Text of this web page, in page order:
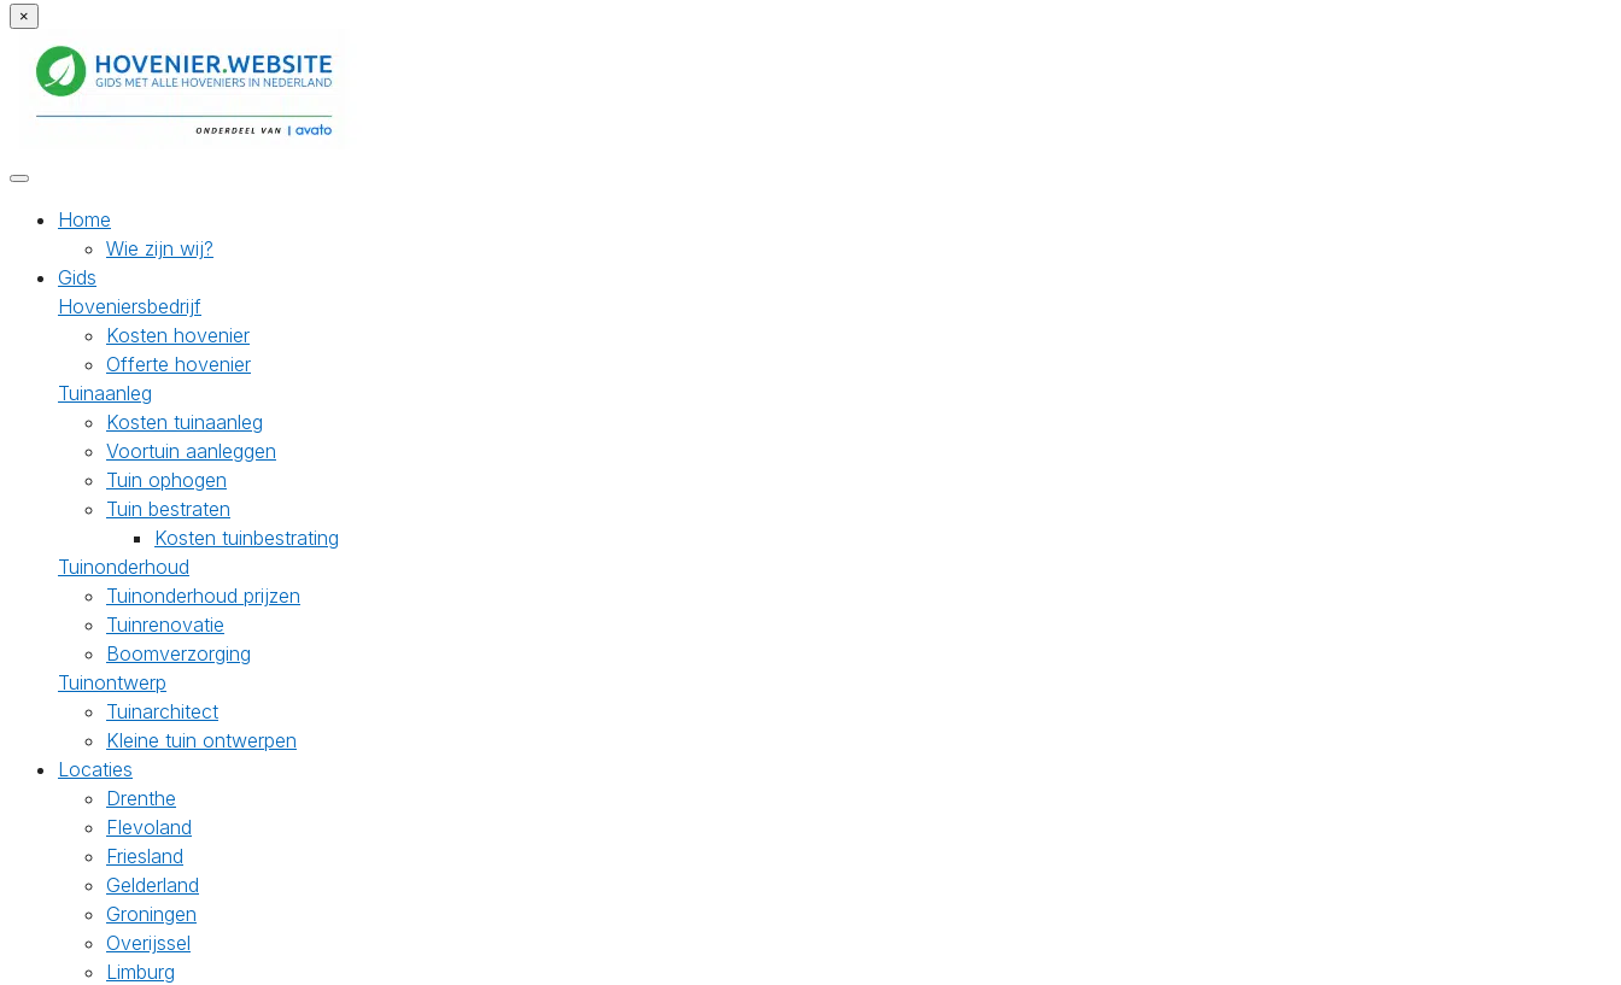
×
Home
Wie zijn wij?
Gids
Hoveniersbedrijf
Kosten hovenier
Offerte hovenier
Tuinaanleg
Kosten tuinaanleg
Voortuin aanleggen
Tuin ophogen
Tuin bestraten
Kosten tuinbestrating
Tuinonderhoud
Tuinonderhoud prijzen
Tuinrenovatie
Boomverzorging
Tuinontwerp
Tuinarchitect
Kleine tuin ontwerpen
Locaties
Drenthe
Flevoland
Friesland
Gelderland
Groningen
Overijssel
Limburg